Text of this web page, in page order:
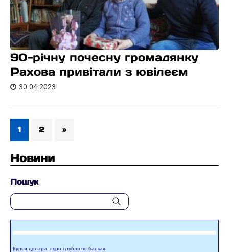
90-річну почесну громадянку
Рахова привітали з ювілеєм
30.04.2023
1 2 »
Новини
Пошук
Курси долара, євро і рубля по банках